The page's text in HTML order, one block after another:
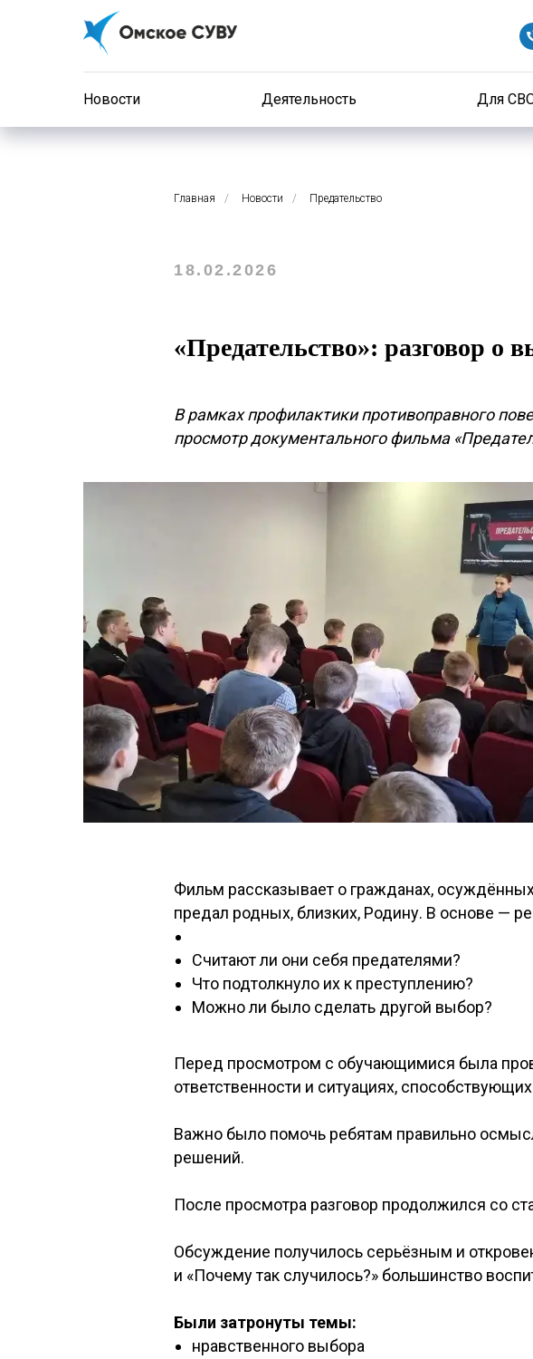
Новости Деятельность Для
Главная / Новости / Предательство
18.02.2026
«Предательство»: разговор о
В рамках профилактики противоправного
просмотр документального фильма
Фильм рассказывает о гражданах,
предал родных, близких, Родину. В основе —
Считают ли они себя предателями?
Что подтолкнуло их к преступлению?
Можно ли было сделать другой выбор?
Перед просмотром с обучающимися была
ответственности и ситуациях,
Важно было помочь ребятам правильно
решений.
После просмотра разговор продолжился со
Обсуждение получилось серьёзным и
и «Почему так случилось?» большинство
Были затронуты темы:
нравственного выбора